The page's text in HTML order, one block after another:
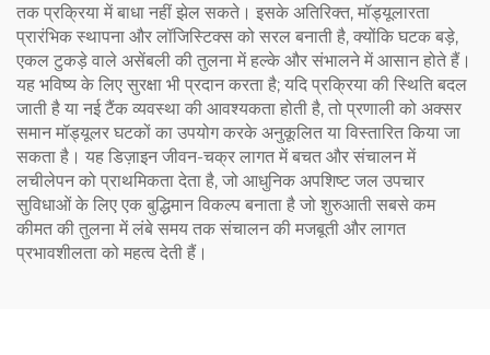
तक प्रक्रिया में बाधा नहीं झेल सकते। इसके अतिरिक्त, मॉड्यूलारता
प्रारंभिक स्थापना और लॉजिस्टिक्स को सरल बनाती है, क्योंकि घटक बड़े,
एकल टुकड़े वाले असेंबली की तुलना में हल्के और संभालने में आसान होते हैं।
यह भविष्य के लिए सुरक्षा भी प्रदान करता है; यदि प्रक्रिया की स्थिति बदल
जाती है या नई टैंक व्यवस्था की आवश्यकता होती है, तो प्रणाली को अक्सर
समान मॉड्यूलर घटकों का उपयोग करके अनुकूलित या विस्तारित किया जा
सकता है। यह डिज़ाइन जीवन-चक्र लागत में बचत और संचालन में
लचीलेपन को प्राथमिकता देता है, जो आधुनिक अपशिष्ट जल उपचार
सुविधाओं के लिए एक बुद्धिमान विकल्प बनाता है जो शुरुआती सबसे कम
कीमत की तुलना में लंबे समय तक संचालन की मजबूती और लागत
प्रभावशीलता को महत्व देती हैं।